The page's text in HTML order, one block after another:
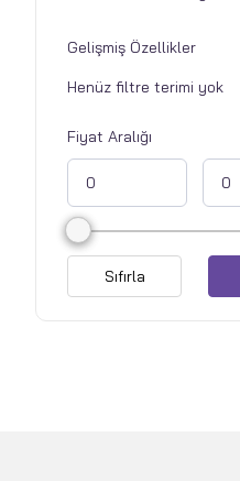
Gelişmiş Özellikler
Fiyat Aralığı
Sıfırla